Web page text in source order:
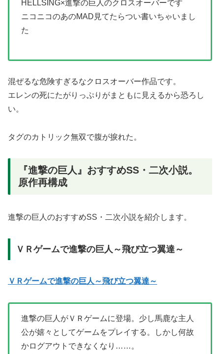
HELLSING×進撃の巨人のクロスオーバーです
ニコニコのあのMAD見てたらつい書いちゃいまし
た
混ぜるな危険すぎるなクロスオーバー作品です。
エレンの死にたがりっぷりがまともに見えるから恐ろし
い。
タグのカトリック無双で腹が捩れた。
『進撃の巨人』おすすめSS・二次小説。
原作再構成
進撃の巨人のおすすめSS・二次小説を紹介します。
ＶＲゲームで進撃の巨人～飛び立つ翼達～
ＶＲゲームで進撃の巨人～飛び立つ翼達～
進撃の巨人がＶＲゲームに登場。少し馬鹿な主人
公が嬉々としてゲームをプレイする。しかし何故
かログアウトできなくなり……。